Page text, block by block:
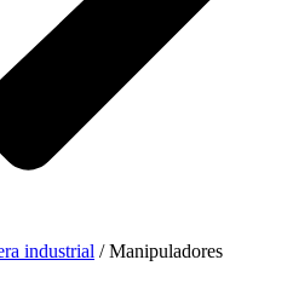
industrial / Manipuladores